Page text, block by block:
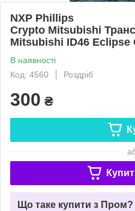
NXP Phillips
Crypto Mitsubishi
Mitsubishi ID46 Eclipse
В наявності
Код: 4560
Роздріб
300 ₴
Що таке купити з Пром?